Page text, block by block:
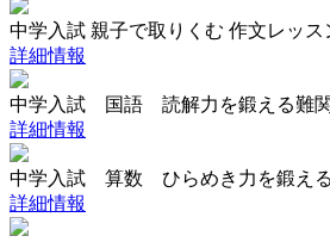
中学入試 親子で取りくむ 作文レッス
詳細情報
中学入試 国語 読解力を鍛える難関
詳細情報
中学入試 算数 ひらめき力を鍛える
詳細情報